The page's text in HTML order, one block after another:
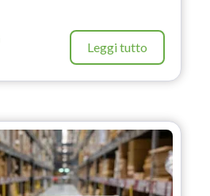
Leggi tutto